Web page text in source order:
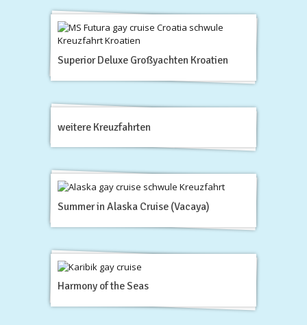
Superior Deluxe Großyachten Kroatien
weitere Kreuzfahrten
Summer in Alaska Cruise (Vacaya)
Harmony of the Seas